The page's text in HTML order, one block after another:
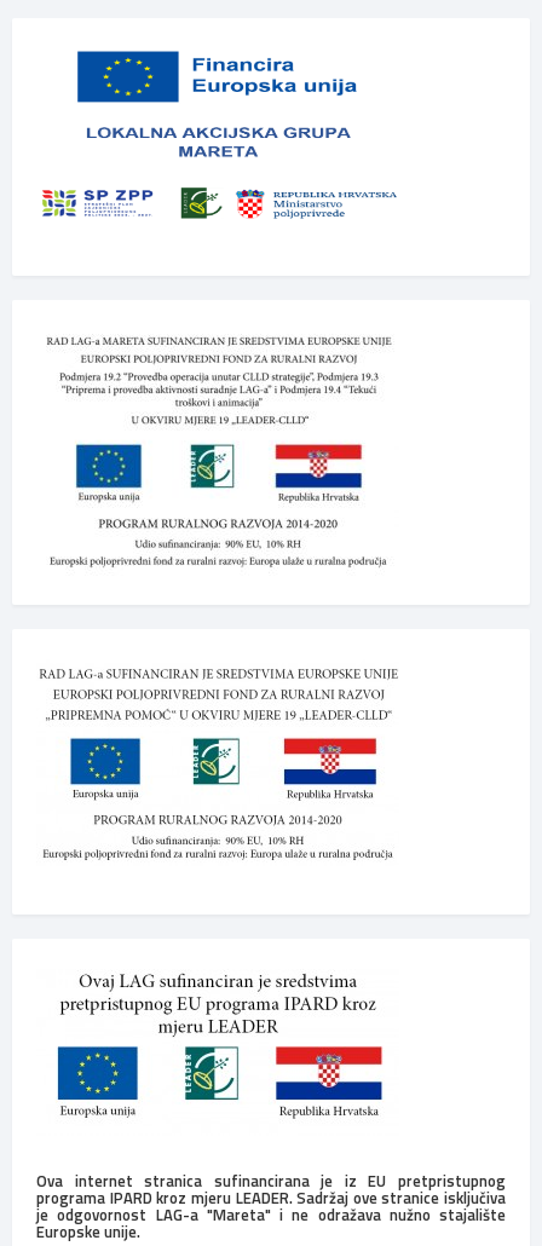
Ova internet stranica sufinancirana je iz EU pretpristupnog
programa IPARD kroz mjeru LEADER. Sadržaj ove stranice isključiva
je odgovornost LAG-a "Mareta" i ne odražava nužno stajalište
Europske unije.